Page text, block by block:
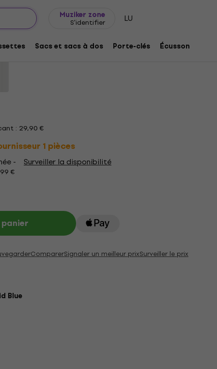
Muziker zone
S'identifier LU
Sacs et sacs à dos Porte-clés Écussons/
Blue M T-shirt
332220
: 29,90 €
1 pièces
- Surveiller la disponibilité
€
ComparerSignaler un meilleur prixSurveiller le prix
Blue